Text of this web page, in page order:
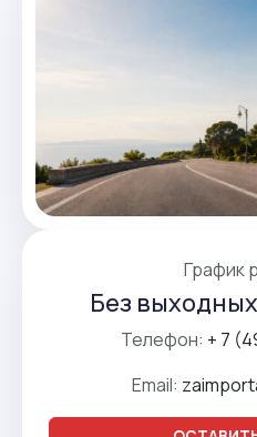
График
Без
Телефон: + 7
Email: